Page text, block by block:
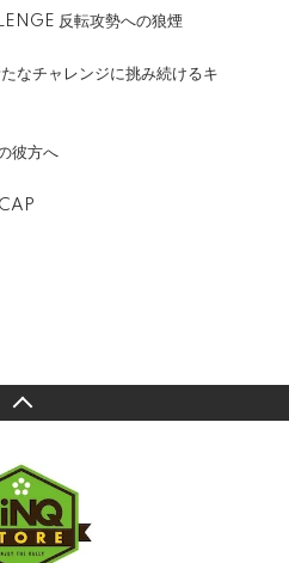
反転攻勢への狼煙
なチャレンジに挑み続けるキ
彼方へ